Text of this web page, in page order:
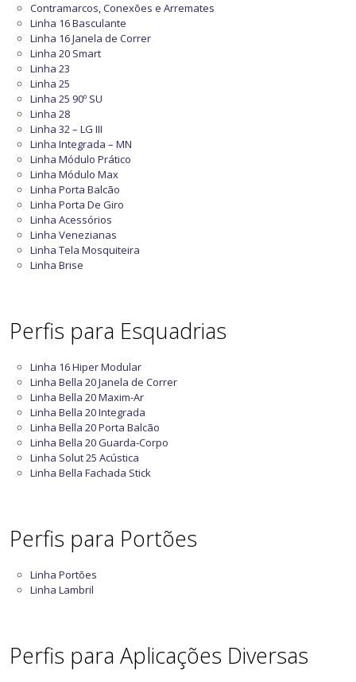
Contramarcos, Conexões e Arremates
Linha 16 Basculante
Linha 16 Janela de Correr
Linha 20 Smart
Linha 23
Linha 25
Linha 25 90º SU
Linha 28
Linha 32 – LG III
Linha Integrada – MN
Linha Módulo Prático
Linha Módulo Max
Linha Porta Balcão
Linha Porta De Giro
Linha Acessórios
Linha Venezianas
Linha Tela Mosquiteira
Linha Brise
Perfis para Esquadrias
Linha 16 Hiper Modular
Linha Bella 20 Janela de Correr
Linha Bella 20 Maxim-Ar
Linha Bella 20 Integrada
Linha Bella 20 Porta Balcão
Linha Bella 20 Guarda-Corpo
Linha Solut 25 Acústica
Linha Bella Fachada Stick
Perfis para Portões
Linha Portões
Linha Lambril
Perfis para Aplicações Diversas